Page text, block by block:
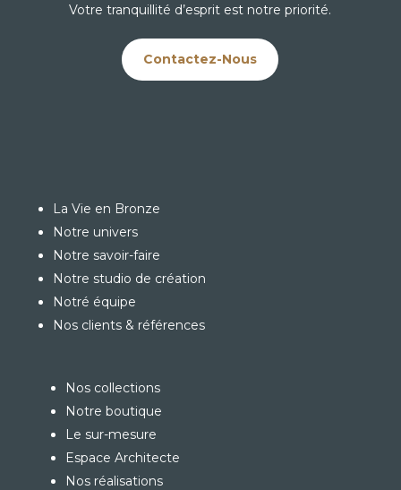
Votre tranquillité d’esprit est notre priorité.
Contactez-Nous
La Vie en Bronze
Notre univers
Notre savoir-faire
Notre studio de création
Notré équipe
Nos clients & références
Nos collections
Notre boutique
Le sur-mesure
Espace Architecte
Nos réalisations